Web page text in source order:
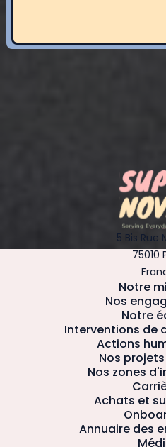
5 Bis Rue
75010
Notre
Nos
Notre
Interventions de
Actions
Nos
Nos zones
Achats et
Annuaire des